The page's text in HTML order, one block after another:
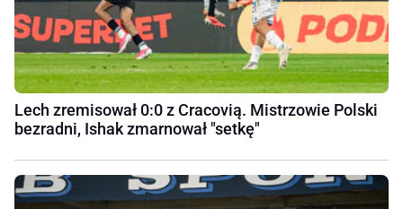
Lech zremisował 0:0 z Cracovią. Mistrzowie Polski
bezradni, Ishak zmarnował "setkę"